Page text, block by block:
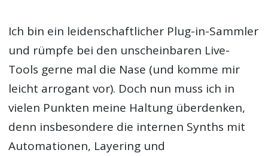
Ich bin ein leidenschaftlicher Plug-in-Sammler
und rümpfe bei den unscheinbaren Live-
Tools gerne mal die Nase (und komme mir
leicht arrogant vor). Doch nun muss ich in
vielen Punkten meine Haltung überdenken,
denn insbesondere die internen Synths mit
Automationen, Layering und